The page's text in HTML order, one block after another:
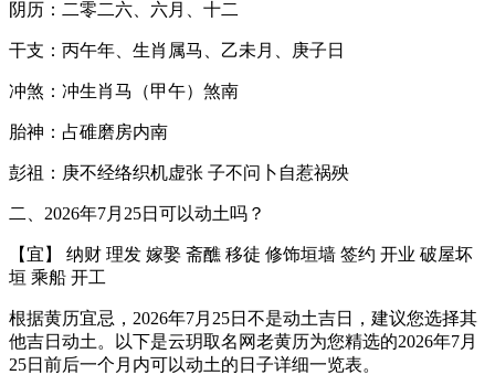
阴历：二零二六、六月、十二
干支：丙午年、生肖属马、乙未月、庚子日
冲煞：冲生肖马（甲午）煞南
胎神：占碓磨房内南
彭祖：庚不经络织机虚张 子不问卜自惹祸殃
二、2026年7月25日可以动土吗？
【宜】 纳财 理发 嫁娶 斋醮 移徒 修饰垣墙 签约 开业 破屋坏
垣 乘船 开工
根据黄历宜忌，2026年7月25日不是动土吉日，建议您选择其
他吉日动土。以下是云玥取名网老黄历为您精选的2026年7月
25日前后一个月内可以动土的日子详细一览表。